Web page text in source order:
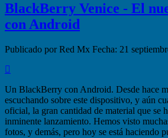
BlackBerry Venice - El
con Android
Publicado por Red Mx Fecha: 21
Un BlackBerry con Android. Desde hace
escuchando sobre este dispositivo, y aún
oficial, la gran cantidad de material que se
inminente lanzamiento. Hemos visto
fotos, y demás, pero hoy se está haciendo